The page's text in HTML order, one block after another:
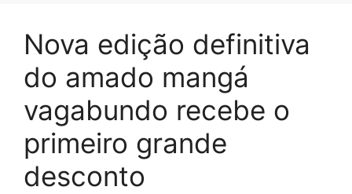
Nova edição definitiva
do amado mangá
vagabundo recebe o
primeiro grande
desconto